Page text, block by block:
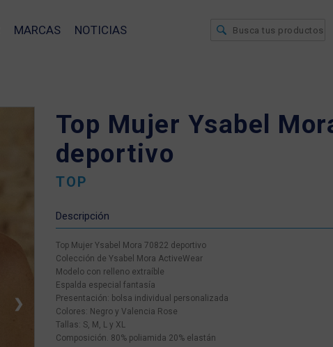
MARCAS NOTICIAS
❯
Top Mujer Ysabel
deportivo
TOP
Descripción
Top Mujer Ysabel Mora 70822 deportivo
Colección de Ysabel Mora ActiveWear
Modelo con relleno extraíble
Espalda especial fantasía
Presentación: bolsa individual personalizada
Colores: Negro y Valencia Rose
Tallas: S, M, L y XL
Composición. 80% poliamida 20% elastán